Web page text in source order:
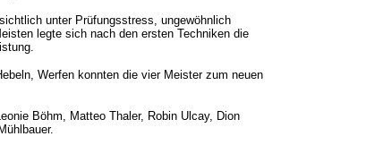
unter Prüfungsstress, ungewöhnlich
legte sich nach den ersten Techniken die
Werfen konnten die vier Meister zum neuen
Böhm, Matteo Thaler, Robin Ulcay, Dion